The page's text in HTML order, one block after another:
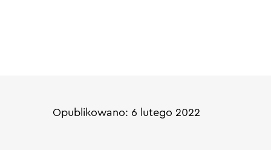
Opublikowano: 6 lutego 2022